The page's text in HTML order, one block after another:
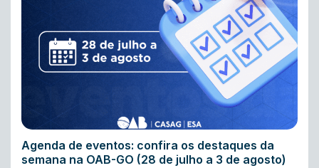
Agenda de eventos: confira os destaques da
semana na OAB-GO (28 de julho a 3 de agosto)